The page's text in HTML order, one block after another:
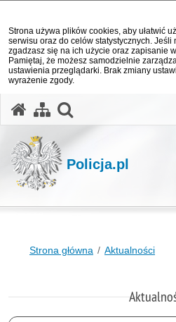
Strona używa plików cookies, aby ułatwić
serwisu oraz do celów statystycznych. Jeśli
zgadzasz się na ich użycie oraz zapisanie
Pamiętaj, że możesz samodzielnie
ustawienia przeglądarki. Brak zmiany
wyrażenie zgody.
Policja.pl
Strona główna Aktualności